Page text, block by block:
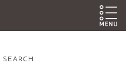
SEARCH